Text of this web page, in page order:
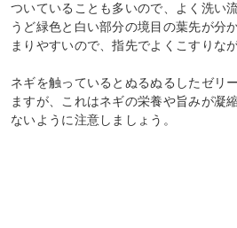
ついていることも多いので、よく洗い
うど緑色と白い部分の境目の葉先が分
まりやすいので、指先でよくこすりな
ネギを触っているとぬるぬるしたゼリ
ますが、これはネギの栄養や旨みが凝
ないように注意しましょう。